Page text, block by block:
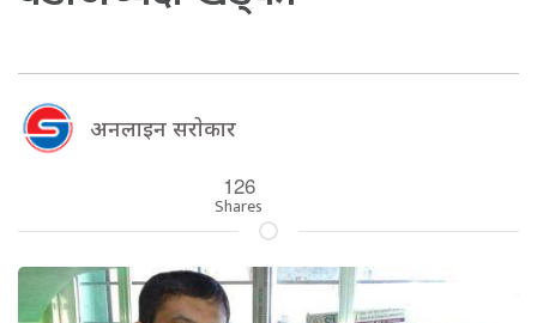
अनलाइन सराेकार
126
Shares